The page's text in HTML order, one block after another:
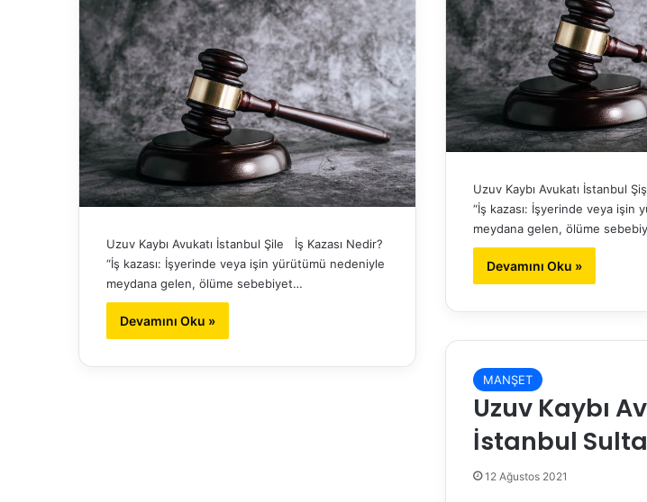
Uzuv Kaybı Avukatı İstanbul
“İş kazası: İşyerinde veya işin
meydana gelen, ölüme
Devamını Oku »
Uzuv Kaybı Avukatı İstanbul Şile İş Kazası Nedir?
“İş kazası: İşyerinde veya işin yürütümü nedeniyle
meydana gelen, ölüme sebebiyet…
Devamını Oku »
MANŞET
Uzuv Kaybı
İstanbul
12 Ağustos 2021